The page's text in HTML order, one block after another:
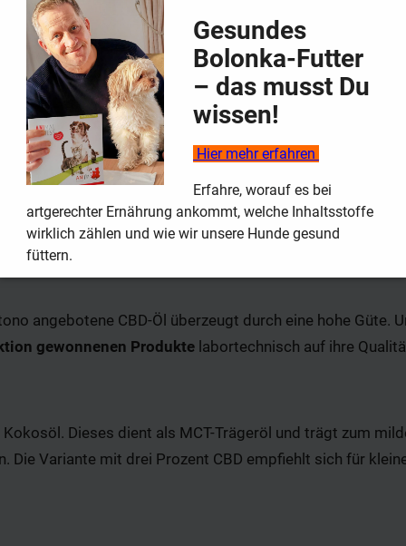
angebotene CBD-Öl überzeugt durch eine hohe Güte.
gewonnenen Produkte labortechnisch auf ihre
Dieses dient als MCT-Trägeröl und trägt zum
Die Variante mit drei Prozent CBD empfiehlt sich für
Gesundes
Bolonka-Futter
– das musst Du
wissen!
Hier mehr erfahren
Erfahre, worauf es bei
artgerechter Ernährung ankommt, welche Inhaltsstoffe
wirklich zählen und wie wir unsere Hunde gesund
füttern.